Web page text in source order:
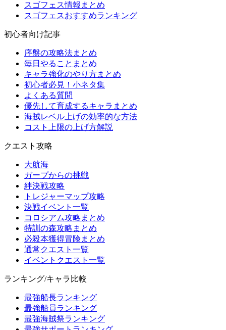
スゴフェス情報まとめ
スゴフェスおすすめランキング
初心者向け記事
序盤の攻略法まとめ
毎日やることまとめ
キャラ強化のやり方まとめ
初心者必見！小ネタ集
よくある質問
優先して育成するキャラまとめ
海賊レベル上げの効率的な方法
コスト上限の上げ方解説
クエスト攻略
大航海
ガープからの挑戦
絆決戦攻略
トレジャーマップ攻略
決戦イベント一覧
コロシアム攻略まとめ
特訓の森攻略まとめ
必殺本獲得冒険まとめ
通常クエスト一覧
イベントクエスト一覧
ランキング/キャラ比較
最強船長ランキング
最強船員ランキング
最強海賊祭ランキング